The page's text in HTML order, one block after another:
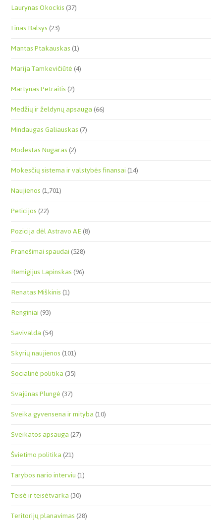
Laurynas Okockis(37)
Linas Balsys(23)
Mantas Ptakauskas(1)
Marija Tamkevičiūtė(4)
Martynas Petraitis(2)
Medžių ir želdynų apsauga(66)
Mindaugas Galiauskas(7)
Modestas Nugaras(2)
Mokesčių sistema ir valstybės finansai(14)
Naujienos(1,701)
Peticijos(22)
Pozicija dėl Astravo AE(8)
Pranešimai spaudai(528)
Remigijus Lapinskas(96)
Renatas Miškinis(1)
Renginiai(93)
Savivalda(54)
Skyrių naujienos(101)
Socialinė politika(35)
Svajūnas Plungė(37)
Sveika gyvensena ir mityba(10)
Sveikatos apsauga(27)
Švietimo politika(21)
Tarybos nario interviu(1)
Teisė ir teisėtvarka(30)
Teritorijų planavimas(28)